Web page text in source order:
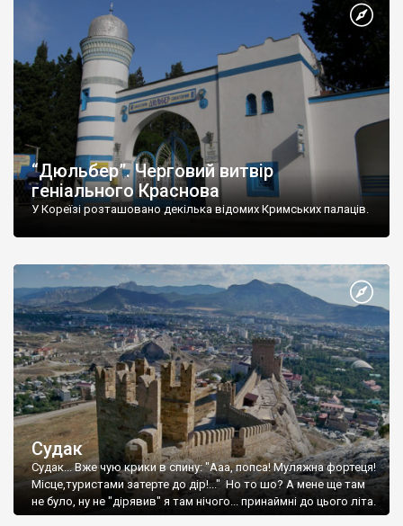
“Дюльбер”. Черговий витвір
геніального Краснова
У Кореїзі розташовано декілька відомих Кримських палаців.
Судак
Судак... Вже чую крики в спину: "Ааа, попса! Муляжна фортеця!
Місце,туристами затерте до дір!..." Но то шо? А мене ще там
не було, ну не "дірявив" я там нічого... принаймні до цього літа.